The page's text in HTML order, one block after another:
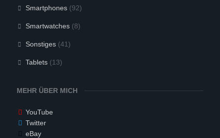
Smartphones(92)
Smartwatches(8)
Sonstiges(41)
Tablets(13)
MEHR ÜBER MICH
YouTube
Twitter
eBay